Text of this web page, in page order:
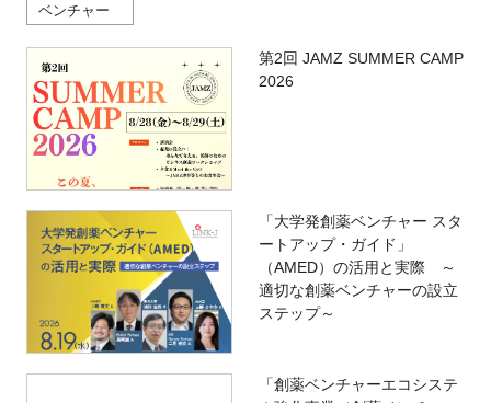
ベンチャー
第2回 JAMZ SUMMER CAMP
2026
「大学発創薬ベンチャー スタ
ートアップ・ガイド」
（AMED）の活用と実際 ～
適切な創薬ベンチャーの設立
ステップ～
「創薬ベンチャーエコシステ